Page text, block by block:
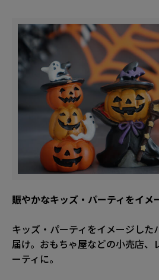
賑やかなキッズ・パーティをイメ
キッズ・パーティをイメージした
届け。おもちゃ屋などの小売店、
ーティに。